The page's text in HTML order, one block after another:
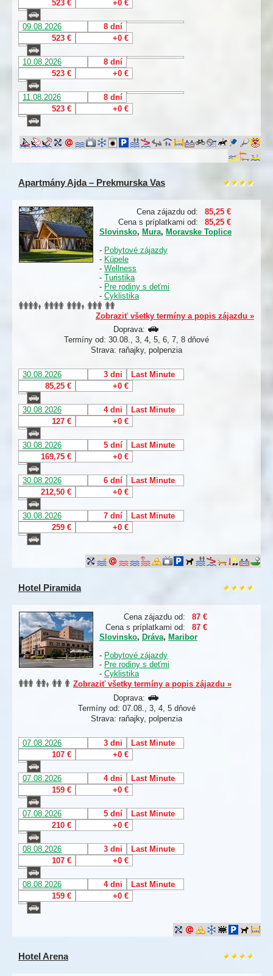
523 € +0 €
09.08.2026
8 dní
523 €
+0 €
10.08.2026
8 dní
523 €
+0 €
11.08.2026
8 dní
523 €
+0 €
Apartmány Ajda – Prekmurska Vas
Cena zájazdu od:
85,25 €
Cena s príplatkami od:
85,25 €
Slovinsko, Mura, Moravske Toplice
- Pobytové zájazdy
- Kúpele
- Wellness
- Turistika
- Pre rodiny s deťmi
- Cyklistika
Zobraziť všetky termíny a popis zájazdu »
Doprava:
Termíny od: 30.08., 3, 4, 5, 6, 7, 8 dňové
Strava: raňajky, polpenzia
30.08.2026 3 dni
Last Minute
85,25 €
+0 €
30.08.2026 4 dni
Last Minute
127 €
+0 €
30.08.2026 5 dní
Last Minute
169,75 €
+0 €
30.08.2026 6 dní
Last Minute
212,50 €
+0 €
30.08.2026 7 dní
Last Minute
259 €
+0 €
Hotel Piramida
Cena zájazdu od:
87 €
Cena s príplatkami od:
87 €
Slovinsko, Dráva, Maribor
- Pobytové zájazdy
- Pre rodiny s deťmi
- Cyklistika
Zobraziť všetky termíny a popis zájazdu »
Doprava:
Termíny od: 07.08., 3, 4, 5 dňové
Strava: raňajky, polpenzia
07.08.2026 3 dni
Last Minute
107 €
+0 €
07.08.2026 4 dni
Last Minute
159 €
+0 €
07.08.2026 5 dní
Last Minute
210 €
+0 €
08.08.2026 3 dni
Last Minute
107 €
+0 €
08.08.2026 4 dni
Last Minute
159 €
+0 €
Hotel Arena